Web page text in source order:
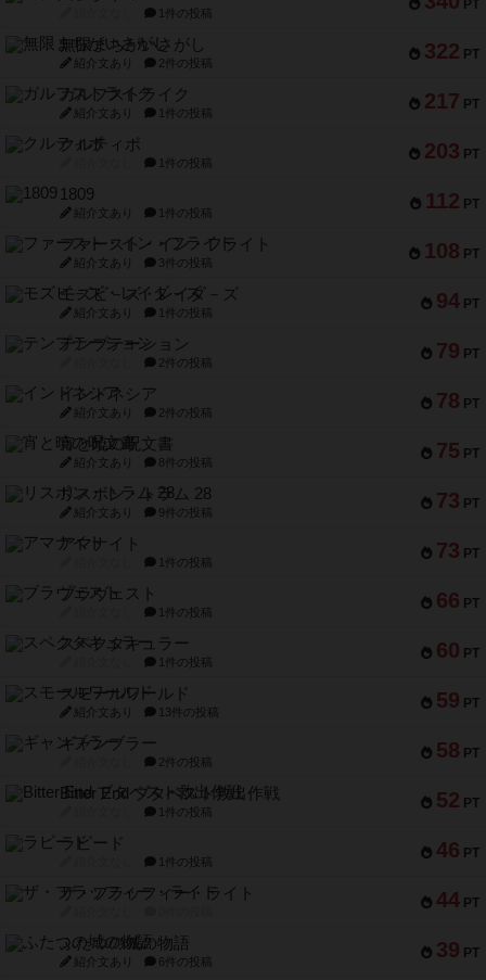
PT
1件の投稿
322 PT
無限まちがいさがし
紹介文あり 2件の投稿
217 PT
ガルフストライク
紹介文あり 1件の投稿
203 PT
クルティボ
1件の投稿
112 PT
1809
紹介文あり 1件の投稿
108 PT
ファースト・イン・フライト
紹介文あり 3件の投稿
94 PT
モズビ－ズ・レイダ－ズ
紹介文あり 1件の投稿
79 PT
テンプテーション
2件の投稿
78 PT
インドネシア
紹介文あり 2件の投稿
75 PT
宵と暁の呪文書
紹介文あり 8件の投稿
73 PT
リスボン・トラム 28
紹介文あり 9件の投稿
73 PT
アマナイト
1件の投稿
66 PT
ブラヴェスト
1件の投稿
60 PT
スペクタキュラー
1件の投稿
59 PT
スモールワールド
紹介文あり 13件の投稿
58 PT
ギャンブラー
2件の投稿
52 PT
Bitter End ブタペスト救出作戦
1件の投稿
46 PT
ラピード
1件の投稿
44 PT
ザ・フラッフィー・ライト
39 PT
ふたつの城の物語
紹介文あり 6件の投稿